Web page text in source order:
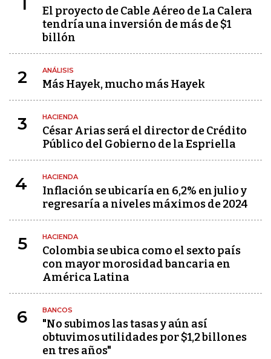
El proyecto de Cable Aéreo de La Calera
tendría una inversión de más de $1
billón
2 ANÁLISIS
Más Hayek, mucho más Hayek
3 HACIENDA
César Arias será el director de Crédito
Público del Gobierno de la Espriella
4 HACIENDA
Inflación se ubicaría en 6,2% en julio y
regresaría a niveles máximos de 2024
5 HACIENDA
Colombia se ubica como el sexto país
con mayor morosidad bancaria en
América Latina
6 BANCOS
"No subimos las tasas y aún así
obtuvimos utilidades por $1,2 billones
en tres años"